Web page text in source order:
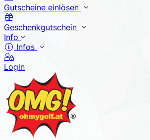
Gutscheine einlösen
Geschenkgutschein
Info
Infos
Login